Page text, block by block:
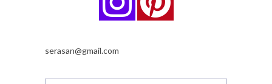
serasan@gmail.com